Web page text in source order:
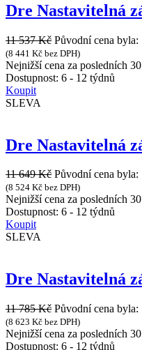
Dre Nastavitelná
11 537Kč Původní cena byla:
(8 441 Kč bez DPH)
Nejnižší cena za posledních
Dostupnost: 6 - 12 týdnů
Koupit
SLEVA
Dre Nastavitelná
11 649Kč Původní cena byla:
(8 524 Kč bez DPH)
Nejnižší cena za posledních
Dostupnost: 6 - 12 týdnů
Koupit
SLEVA
Dre Nastavitelná
11 785Kč Původní cena byla:
(8 623 Kč bez DPH)
Nejnižší cena za posledních
Dostupnost: 6 - 12 týdnů